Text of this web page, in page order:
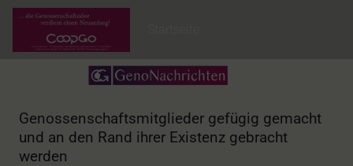
Genossenschaftsmitglieder gefügig gemacht
und an den Rand ihrer Existenz gebracht
werden